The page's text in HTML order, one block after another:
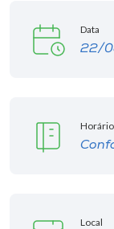
Data
22/
Horário
Local